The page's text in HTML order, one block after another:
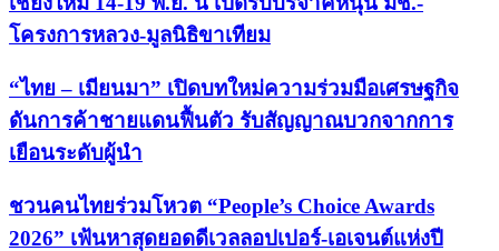
โครงการหลวง-มูลนิธิขาเทียม
“ไทย – เมียนมา” เปิดบทใหม่ความร่วมมือเศรษฐกิจ
ดันการค้าชายแดนฟื้นตัว รับสัญญาณบวกจากการ
เยือนระดับผู้นำ
ชวนคนไทยร่วมโหวต “People’s Choice Awards
2026” เฟ้นหาสุดยอดดีเวลลอปเปอร์-เอเจนต์แห่งปี